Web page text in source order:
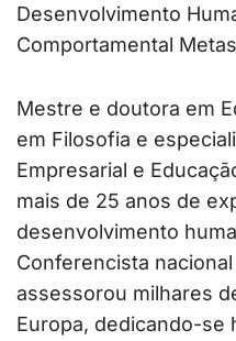
Desenvolvimento
Comportamental
Mestre e doutora em
em Filosofia e
Empresarial e
mais de 25 anos de
desenvolvimento
Conferencista
assessorou milhares
Europa, dedicando-se